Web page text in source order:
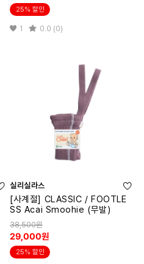
25% 할인
1 0.0 (0)
실리실라스
[사계절] CLASSIC / FOOTLE
SS Acai Smoohie (무발)
38,500원
29,000원
25% 할인